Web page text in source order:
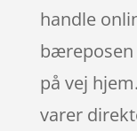
handle
bæreposen
på vej
varer